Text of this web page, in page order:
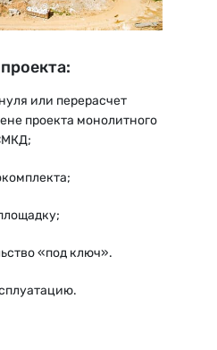
или перерасчет
проекта монолитного
«под ключ».